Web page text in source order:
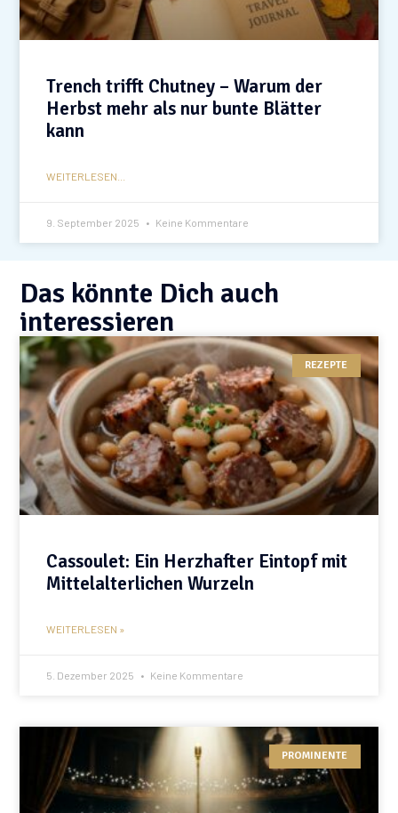
Trench trifft Chutney – Warum der
Herbst mehr als nur bunte Blätter
kann
WEITERLESEN...
9. September 2025 Keine Kommentare
Das könnte Dich auch
interessieren
REZEPTE
Cassoulet: Ein Herzhafter Eintopf mit
Mittelalterlichen Wurzeln
WEITERLESEN »
5. Dezember 2025 Keine Kommentare
PROMINENTE